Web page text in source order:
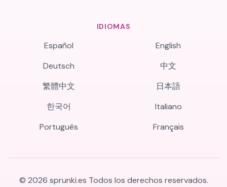
IDIOMAS
Español
English
Deutsch
中文
繁體中文
日本語
한국어
Italiano
Português
Français
© 2026 sprunki.es Todos los derechos reservados.